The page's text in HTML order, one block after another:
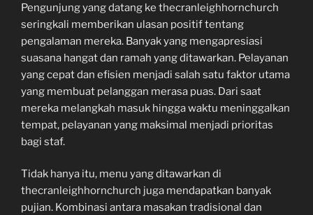
Pengunjung yang datang ke thecranleighhornchurch
seringkali memberikan ulasan positif tentang
pengalaman mereka. Banyak yang mengapresiasi
suasana hangat dan ramah yang ditawarkan. Pelayanan
yang cepat dan efisien menjadi salah satu faktor utama
yang membuat pelanggan merasa puas. Dari saat
mereka melangkah masuk hingga waktu meninggalkan
tempat, pelayanan yang maksimal menjadi prioritas
bagi staf.
Tidak hanya itu, menu yang ditawarkan di
thecranleighhornchurch juga mendapatkan banyak
pujian. Kombinasi antara masakan tradisional dan